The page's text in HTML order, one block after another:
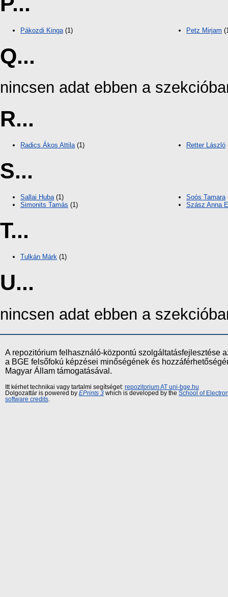
Pákozdi Kinga (1) Petz Mirjam
Q...
nincsen adat ebben a
R...
Radics Ákos Attila (1) Retter László
S...
Sallai Huba(1)
Simonits Tamás (1)
Soós Tamara
Szász Anna
T...
Tulkán Márk (1)
U...
nincsen adat ebben a
A repozitórium felhasználó-központú szolgáltatásfejlesztése
a BGE felsőfokú képzései minőségének és
Magyar Állam támogatásával.
Itt kérhet technikai vagy tartalmi segítséget: repozitorium AT uni-bge.hu
Dolgozattár is powered by EPrints 3 which is developed by the School of
software credits